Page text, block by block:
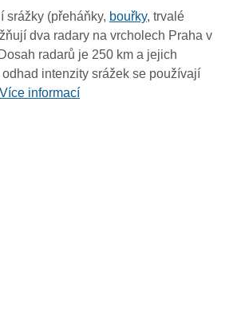
srážky (přeháňky, bouřky, trvalé
dva radary na vrcholech Praha v
radarů je 250 km a jejich
intenzity srážek se používají
Více informací